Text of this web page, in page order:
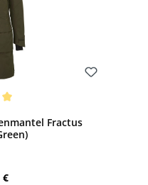
Fractus
Preis:
€